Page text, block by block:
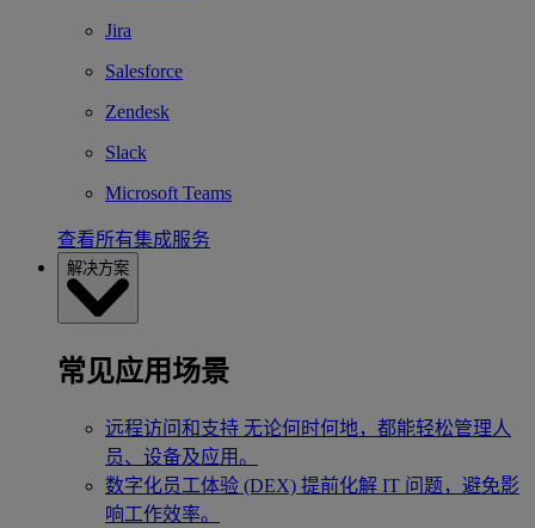
Jira
Salesforce
Zendesk
Slack
Microsoft Teams
查看所有集成服务
解决方案
常见应用场景
远程访问和支持 无论何时何地，都能轻松管理人
员、设备及应用。
数字化员工体验 (DEX) 提前化解 IT 问题，避免影
响工作效率。